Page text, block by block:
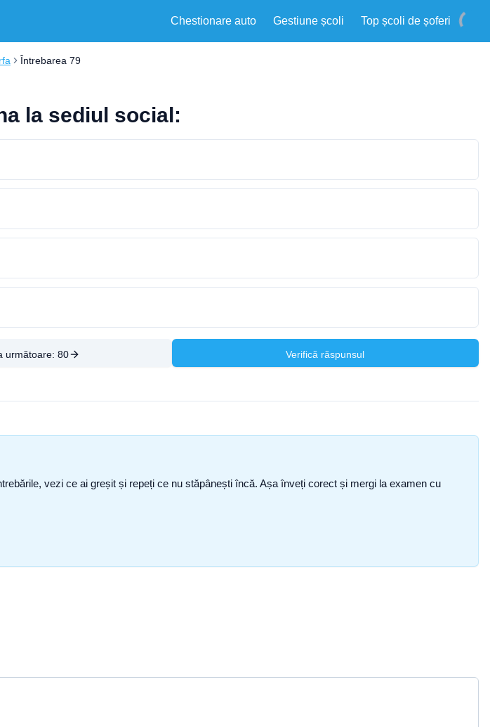
Chestionare auto Gestiune școli Top școli de șoferi
Întrebarea 79
la sediul social:
următoare: 80 Verifică răspunsul
vezi ce ai greșit și repeți ce nu stăpânești încă. Așa înveți corect și mergi la examen cu